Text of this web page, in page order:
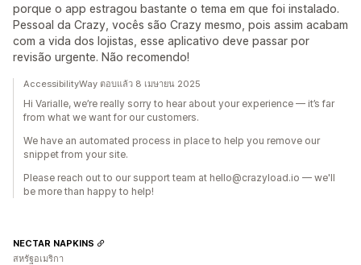
porque o app estragou bastante o tema em que foi instalado.
Pessoal da Crazy, vocês são Crazy mesmo, pois assim acabam
com a vida dos lojistas, esse aplicativo deve passar por
revisão urgente. Não recomendo!
AccessibilityWay ตอบแล้ว 8 เมษายน 2025
Hi Varialle, we’re really sorry to hear about your experience — it’s far
from what we want for our customers.
We have an automated process in place to help you remove our
snippet from your site.
Please reach out to our support team at hello@crazyload.io — we'll
be more than happy to help!
NECTAR NAPKINS
สหรัฐอเมริกา